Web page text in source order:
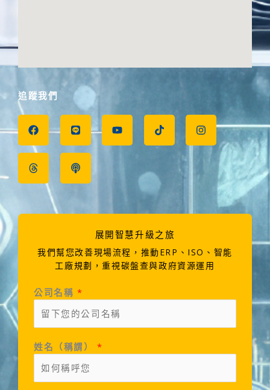
追蹤我們
F
a
c
e
b
o
o
L
i
e
Y
o
t
T
i
k
t
I
n
t
T
h
r
e
a
d
s
P
o
c
a
s
t
展開智慧升級之旅
我們幫您改善現場流程，推動ERP、ISO、智能
工廠規劃，重視碳盤查與政府資源運用
公司名稱 *
姓名（稱謂）*